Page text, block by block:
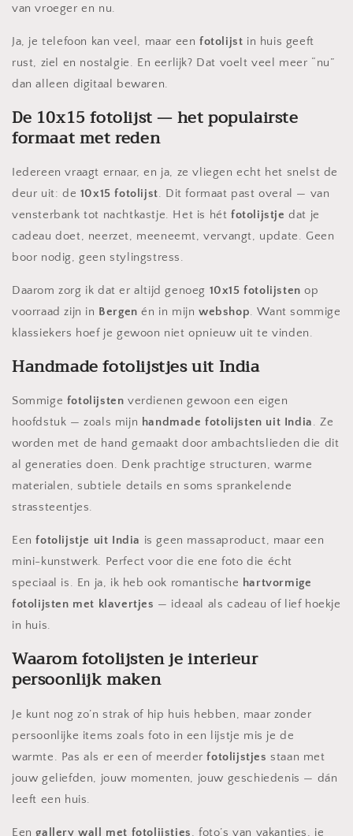
van vroeger en nu.
Ja, je telefoon kan veel, maar een fotolijst in huis geeft
rust, ziel en nostalgie. En eerlijk? Dat voelt veel meer “nu”
dan alleen digitaal bewaren.
De 10x15 fotolijst — het populairste
formaat met reden
Iedereen vraagt ernaar, en ja, ze vliegen echt het snelst de
deur uit: de 10x15 fotolijst. Dit formaat past overal — van
vensterbank tot nachtkastje. Het is hétfotolijstje dat je
cadeau doet, neerzet, meeneemt, vervangt, update. Geen
boor nodig, geen stylingstress.
Daarom zorg ik dat er altijd genoeg 10x15 fotolijsten op
voorraad zijn in Bergen én in mijnwebshop. Want sommige
klassiekers hoef je gewoon niet opnieuw uit te vinden.
Handmade fotolijstjes uit India
Sommige fotolijsten verdienen gewoon een eigen
hoofdstuk — zoals mijn handmade fotolijsten uit India. Ze
worden met de hand gemaakt door ambachtslieden die dit
al generaties doen. Denk prachtige structuren, warme
materialen, subtiele details en soms sprankelende
strassteentjes.
Eenfotolijstje uit India is geen massaproduct, maar een
mini-kunstwerk. Perfect voor die ene foto die écht
speciaal is. En ja, ik heb ook romantische hartvormige
fotolijsten met klavertjes — ideaal als cadeau of lief hoekje
in huis.
Waarom fotolijsten je interieur
persoonlijk maken
Je kunt nog zo’n strak of hip huis hebben, maar zonder
persoonlijke items zoals foto in een lijstje mis je de
warmte. Pas als er een of meerderfotolijstjes staan met
jouw geliefden, jouw momenten, jouw geschiedenis — dán
leeft een huis.
Eengallery wall met fotolijstjes, foto’s van vakanties, je